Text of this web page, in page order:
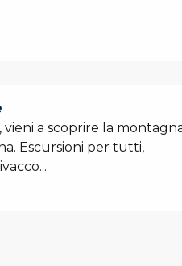
a scoprire la
Escursioni per tutti,